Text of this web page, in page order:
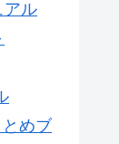
アル
めブ